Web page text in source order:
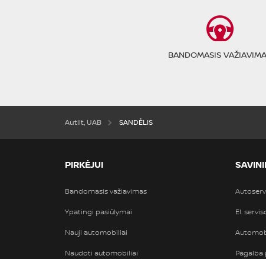
BANDOMASIS
Autlit, UAB SANDĖLIS
PIRKĖJUI
Bandomasis važiavimas
Ypatingi pasiūlymai
Nauji automobiliai
Naudoti automobiliai
El.